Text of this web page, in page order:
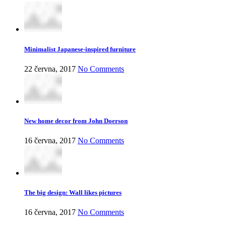
Minimalist Japanese-inspired furniture
22 června, 2017 No Comments
New home decor from John Doerson
16 června, 2017 No Comments
The big design: Wall likes pictures
16 června, 2017 No Comments